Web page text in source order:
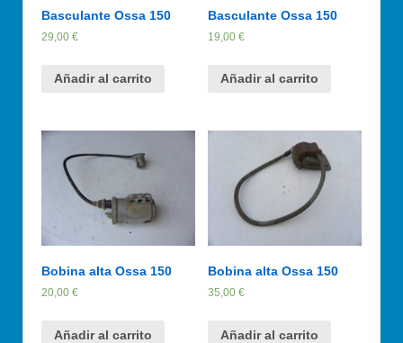
Basculante Ossa 150
29,00 €
Añadir al carrito
Basculante Ossa 150
19,00€
Añadir al carrito
Bobina alta Ossa 150
20,00 €
Añadir al carrito
Bobina alta Ossa 150
35,00€
Añadir al carrito